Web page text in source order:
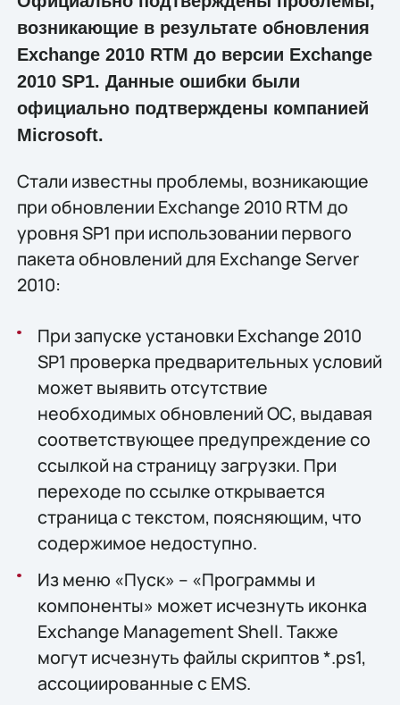
возникающие в результате обновления
Exchange 2010 RTM до версии Exchange
2010 SP1. Данные ошибки были
официально подтверждены компанией
Microsoft.
Стали известны проблемы, возникающие
при обновлении Exchange 2010 RTM до
уровня SP1 при использовании первого
пакета обновлений для Exchange Server
2010:
При запуске установки Exchange 2010
SP1 проверка предварительных условий
может выявить отсутствие
необходимых обновлений ОС, выдавая
соответствующее предупреждение со
ссылкой на страницу загрузки. При
переходе по ссылке открывается
страница с текстом, поясняющим, что
содержимое недоступно.
Из меню «Пуск» – «Программы и
компоненты» может исчезнуть иконка
Exchange Management Shell. Также
могут исчезнуть файлы скриптов *.ps1,
ассоциированные с EMS.